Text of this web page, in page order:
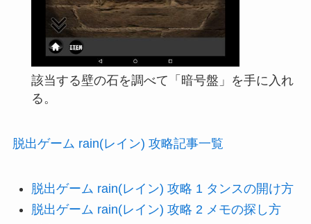
該当する壁の石を調べて「暗号盤」を手に入れ
る。
脱出ゲーム rain(レイン) 攻略記事一覧
脱出ゲーム rain(レイン) 攻略 1 タンスの開け方
脱出ゲーム rain(レイン) 攻略 2 メモの探し方